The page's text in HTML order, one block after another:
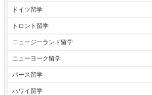
ドイツ留学
トロント留学
ニュージーランド留学
ニューヨーク留学
パース留学
ハワイ留学